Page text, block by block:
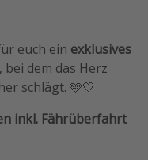
euch ein exklusives
dem das Herz
schlägt. 🩵🤍
inkl. Fährüberfahrt